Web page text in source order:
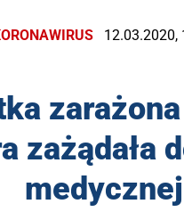
12.03.2020,
zażądała
medycznej